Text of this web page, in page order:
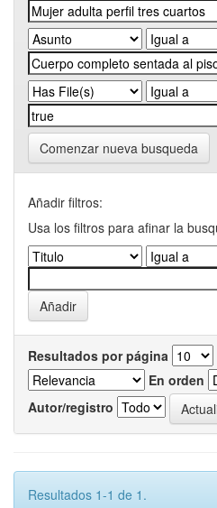
Comenzar nueva busqueda
Añadir filtros:
Usa los filtros para afinar la
Resultados por página
En orden
Autor/registro
Resultados 1-1 de 1.